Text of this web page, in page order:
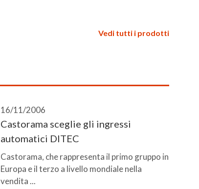
Vedi tutti i prodotti
16/11/2006
Castorama sceglie gli ingressi
automatici DITEC
Castorama, che rappresenta il primo gruppo in
Europa e il terzo a livello mondiale nella
vendita ...